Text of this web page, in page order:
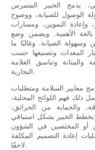
يدمج الخبير المتمرس
الوصول للصيانة، ووضوح
وإعادة التموين، ومسارات
الأهمية. ويضمن وضع
وسهولة الصيانة. وغالبًا ما
المعدات وتصنيعها حسب
والمتانة وتناسق العلامة
التجارية.
معايير السلامة ومتطلبات
ذلك فهم اللوائح المحلية،
والحماية من الحرائق،
يخطط الخبير بشكل استباقي
أو المختصين في الشؤون
إعادة التصميم المكلفة
لاحقًا.